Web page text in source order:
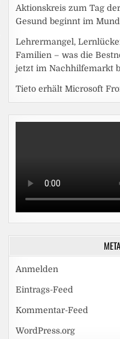
Aktionskreis zum Tag
Gesund beginnt im
Lehrermangel,
Familien – was die
jetzt im Nachhilfemarkt
Tieto erhält Microsoft
META
Anmelden
Eintrags-Feed
Kommentar-Feed
WordPress.org